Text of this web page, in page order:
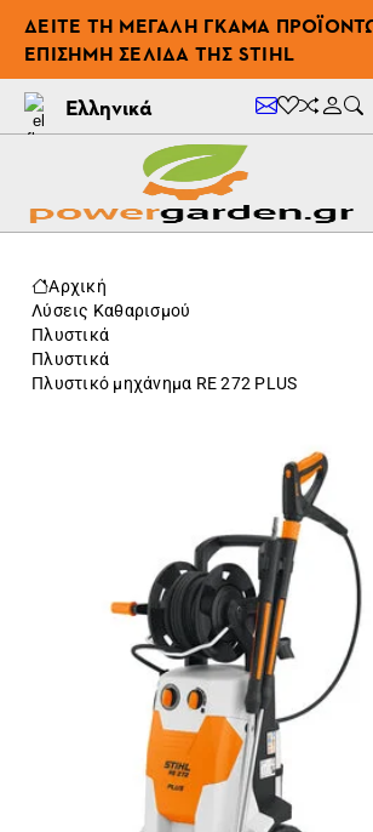
ΔΕΊΤΕ ΤΗ ΜΕΓΆΛΗ ΓΚΆΜΑ
ΕΠΊΣΗΜΗ ΣΕΛΊΔΑ ΤΗΣ STIHL
Ελληνικά
Αρχική
Λύσεις Καθαρισμού
Πλυστικά
Πλυστικά
Πλυστικό μηχάνημα RE 272 PLUS